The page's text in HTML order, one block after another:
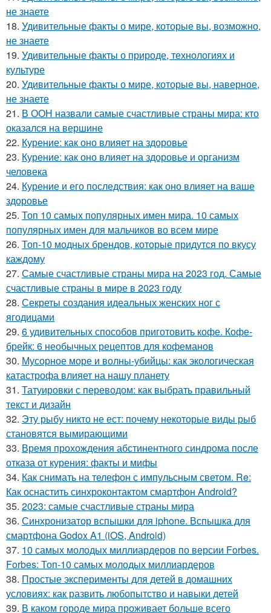
не знаете
18. Удивительные факты о мире, которые вы, возможно,
не знаете
19. Удивительные факты о природе, технологиях и
культуре
20. Удивительные факты о мире, которые вы, наверное,
не знаете
21. В ООН назвали самые счастливые страны мира: кто
оказался на вершине
22. Курение: как оно влияет на здоровье
23. Курение: как оно влияет на здоровье и организм
человека
24. Курение и его последствия: как оно влияет на ваше
здоровье
25. Топ 10 самых популярных имен мира. 10 самых
популярных имен для мальчиков во всем мире
26. Топ-10 модных брендов, которые придутся по вкусу
каждому
27. Самые счастливые страны мира на 2023 год. Самые
счастливые страны в мире в 2023 году
28. Секреты создания идеальных женских ног с
ягодицами
29. 6 удивительных способов приготовить кофе. Кофе-
брейк: 6 необычных рецептов для кофеманов
30. Мусорное море и волны-убийцы: как экологическая
катастрофа влияет на нашу планету
31. Татуировки с переводом: как выбрать правильный
текст и дизайн
32. Эту рыбу никто не ест: почему некоторые виды рыб
становятся вымирающими
33. Время прохождения абстинентного синдрома после
отказа от курения: факты и мифы
34. Как снимать на телефон с импульсным светом. Re:
Как оснастить синхроконтактом смартфон Android?
35. 2023: самые счастливые страны мира
36. Синхронизатор вспышки для iphone. Вспышка для
смартфона Godox A1 (iOS, Android)
37. 10 самых молодых миллиардеров по версии Forbes.
Forbes: Топ-10 самых молодых миллиардеров
38. Простые эксперименты для детей в домашних
условиях: как развить любопытство и навыки детей
39. В каком городе мира проживает больше всего